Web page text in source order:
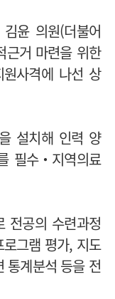
윤 의원(더불어
근거 마련을 위한
사격에 나선 상
설치해 인력 양
필수‧지역의료
전공의 수련과정
그램 평가, 지도
통계분석 등을 전